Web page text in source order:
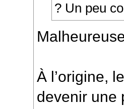
? Un peu
À l’origine,
devenir une